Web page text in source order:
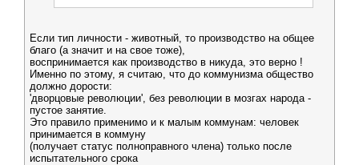
Если тип личности - животный, то производство на общее
благо (а значит и на свое тоже),
воспринимается как производство в никуда, это верно !
Именно по этому, я считаю, что до коммунизма общество
должно дорости:
'дворцовые революции', без революции в мозгах народа -
пустое занятие.
Это правило применимо и к малым коммунам: человек
принимается в коммуну
(получает статус полноправного члена) только после
испытательного срока